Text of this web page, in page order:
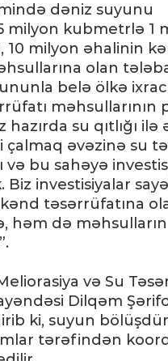
dəniz suyunu
milyon kubmetrlə 1
10 milyon əhalinin
olan
belə ölkə
məhsullarının
hazırda su qıtlığı ilə
çalmaq əvəzinə su
və bu sahəyə
Biz investisiyalar
təsərrüfatına
həm də məhsulların
və Su
Dilqəm
ki, suyun
tərəfindən